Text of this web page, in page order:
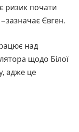
ризик почати
зазначає Євген.
над
щодо Білої
адже це